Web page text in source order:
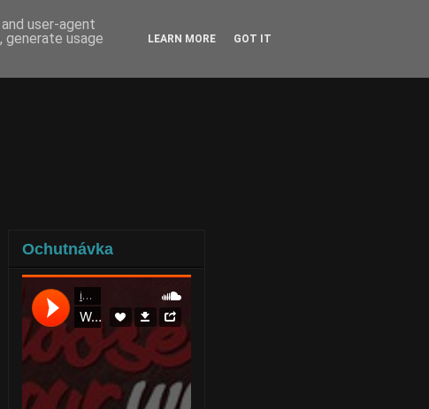
Ochutnávka
user-agent
usage
LEARN MORE GOT IT